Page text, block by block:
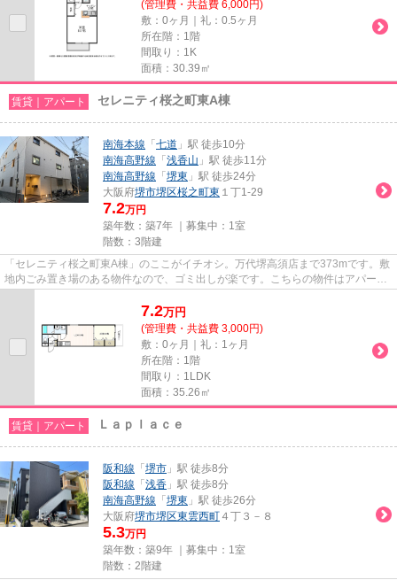
(管理費・共益費 6,000円)
敷：0ヶ月｜礼：0.5ヶ月
所在階：1階
間取り：1K
面積：30.39㎡
賃貸｜アパート セレニティ桜之町東A棟
南海本線 「 七道 」駅 徒歩10分
南海高野線 「 浅香山 」駅 徒歩11分
南海高野線 「 堺東 」駅 徒歩24分
大阪府堺市堺区桜之町東 １丁1-29
7.2万円
築年数：築7年 ｜募集中： 1室
階数：3階建
「セレニティ桜之町東A棟」のここがイチオシ。万代堺高須店まで373mです。敷
地内ごみ置き場のある物件なので、ゴミ出しが楽です。こちらの物件はアパート
7.2万円
(管理費・共益費 3,000円)
敷：0ヶ月｜礼：1ヶ月
所在階：1階
間取り：1LDK
面積：35.26㎡
賃貸｜アパート Ｌａｐｌａｃｅ
阪和線 「 堺市 」駅 徒歩8分
阪和線 「 浅香 」駅 徒歩8分
南海高野線 「 堺東 」駅 徒歩26分
大阪府堺市堺区東雲西町 ４丁３－８
5.3万円
築年数：築9年 ｜募集中： 1室
階数：2階建